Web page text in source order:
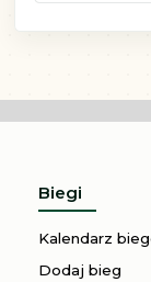
Biegi
Kalendarz
Dodaj bieg